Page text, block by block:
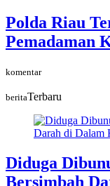
Polda Riau
Pemadaman
komentar
beritaTerbaru
Diduga
Bersimbah